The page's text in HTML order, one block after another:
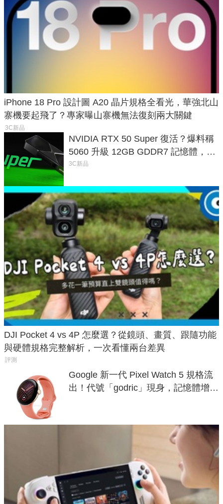
iPhone 18 Pro 設計圖 A20 晶片規格全看光，華強北山
寨機要起飛了？專家曝山寨機無法復刻兩大關鍵
3C新品
NVIDIA RTX 50 Super 復活？爆料稱
5060 升級 12GB GDDR7 記憶體，這
次規格終於不擠牙膏
3C新品
DJI Pocket 4 vs 4P 怎麼選？從鏡頭、畫質、跟隨功能
與硬體規格完整解析，一次看懂兩台差異
評測
Google 新一代 Pixel Watch 5 規格流
出！代號「godric」現身，記憶體增強